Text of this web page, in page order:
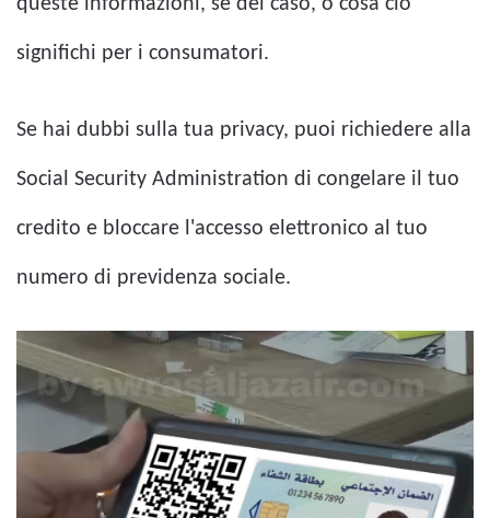
queste informazioni, se del caso, o cosa ciò
significhi per i consumatori.
Se hai dubbi sulla tua privacy, puoi richiedere alla
Social Security Administration di congelare il tuo
credito e bloccare l'accesso elettronico al tuo
numero di previdenza sociale.